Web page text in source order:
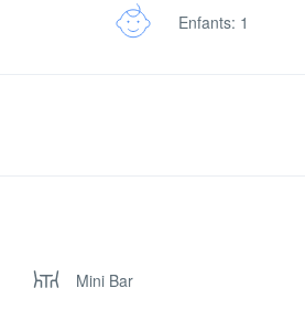
Enfants: 1
Mini Bar